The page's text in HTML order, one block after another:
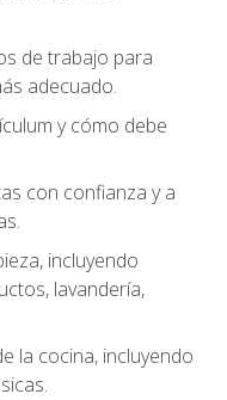
de trabajo para
adecuado.
y cómo debe
con confianza y a
incluyendo
lavandería,
la cocina, incluyendo